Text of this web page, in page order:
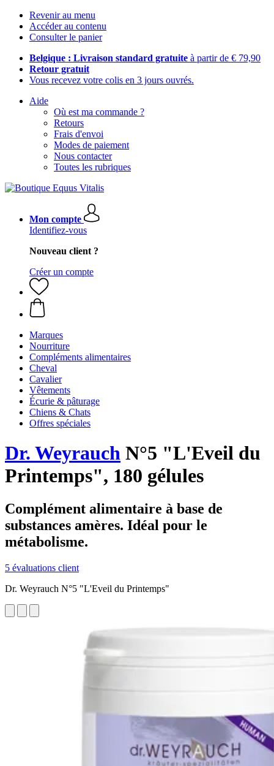
Revenir au menu
Accéder au contenu
Consulter le panier
Belgique : Livraison standard gratuite à partir de € 79,90
Retour gratuit
Vous recevez votre colis en 3 jours ouvrés.
Aide
Où est ma commande ?
Retours
Frais d'envoi
Modes de paiement
Nous contacter
Toutes les rubriques
Mon compte
Identifiez-vous
Nouveau client ?
Créer un compte
Marques
Nourriture
Compléments alimentaires
Cheval
Cavalier
Vêtements
Écurie & pâturage
Chiens & Chats
Offres spéciales
Dr. Weyrauch N°5 "L'Eveil du
Printemps", 180 gélules
Complément alimentaire à base de
substances amères. Idéal pour le
métabolisme.
5 évaluations client
Dr. Weyrauch N°5 "L'Eveil du Printemps"